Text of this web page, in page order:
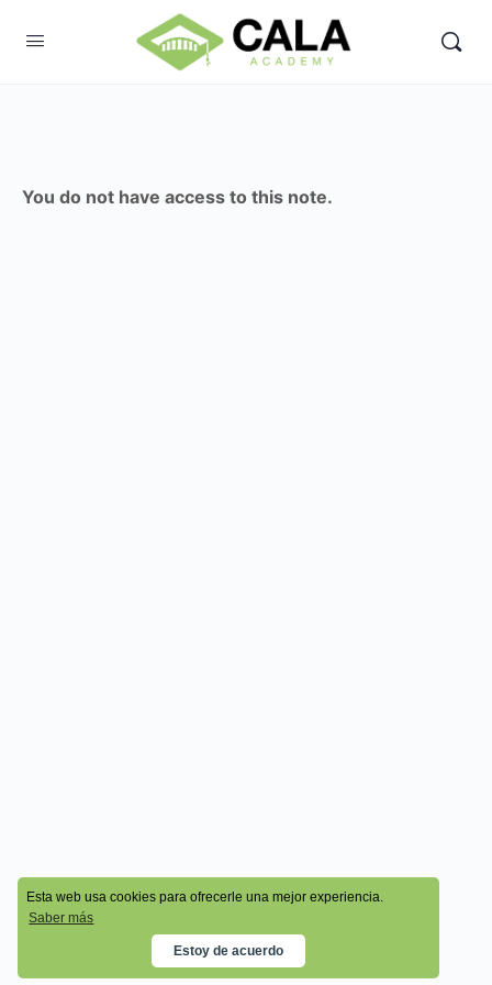
Esta web usa cookies para ofrecerle una mejor experiencia.
Saber más
Estoy de acuerdo
You do not have access to this note.
© 2026 - Cala Academy